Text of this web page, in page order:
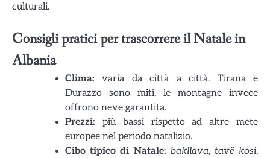
culturali.
Consigli pratici per trascorrere il Natale in
Albania
Clima: varia da città a città. Tirana e
Durazzo sono miti, le montagne invece
offrono neve garantita.
Prezzi: più bassi rispetto ad altre mete
europee nel periodo natalizio.
Cibo tipico di Natale: bakllava, tavë kosi,